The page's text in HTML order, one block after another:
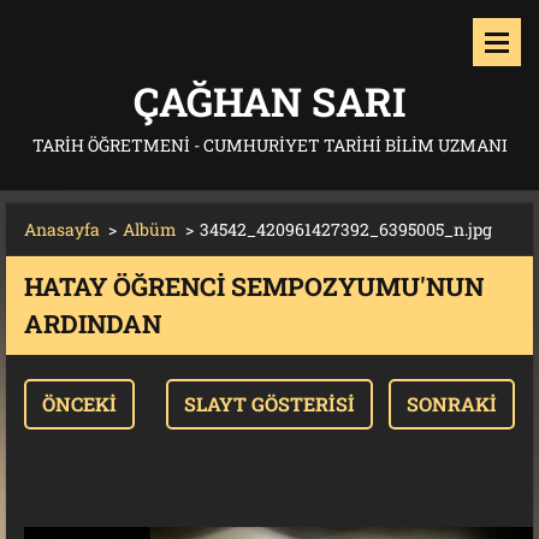
ÇAĞHAN SARI
TARIH ÖĞRETMENI - CUMHURIYET TARIHI BILIM UZMANI
Anasayfa > Albüm > 34542_420961427392_6395005_n.jpg
HATAY ÖĞRENCI SEMPOZYUMU'NUN
ARDINDAN
ÖNCEKI SLAYT GÖSTERISI SONRAKI